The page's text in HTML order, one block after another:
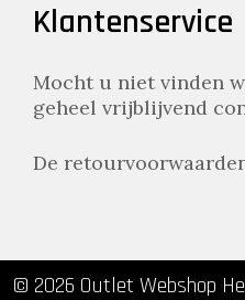
Klantenservice
Mocht u niet vinden
geheel vrijblijvend
De
© 2026 Outlet Webshop